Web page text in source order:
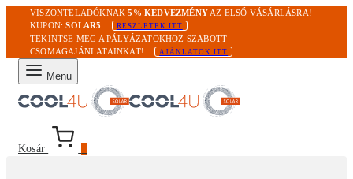
VISZONTELADÓKNAK5% KEDVEZMÉNY AZ ELSŐ VÁSÁRLÁSRA!
KUPON:SOLAR5 RÉSZLETEK ITT
TEKINTSE MEG A PÁLYÁZATOKHOZ SZABOTT
CSOMAGAJÁNLATAINKAT!
AJÁNLATOK ITT
Menu
Kosár